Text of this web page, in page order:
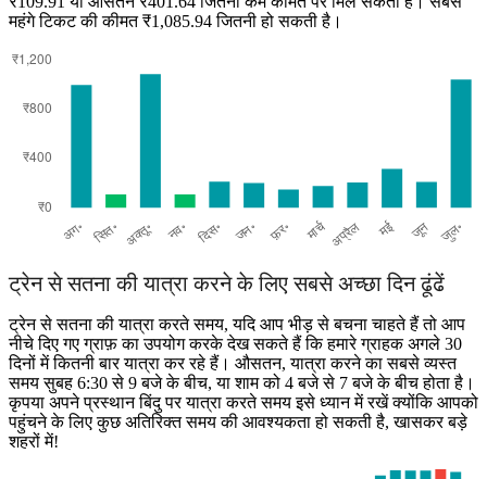
Bhopal
महंगे टिकट की कीमत ₹1,085.94 जितनी हो सकती है।
ट्रेन से सतना की यात्रा करने के लिए सबसे अच्छा दिन ढूंढें
ट्रेन से सतना की यात्रा करते समय, यदि आप भीड़ से बचना चाहते हैं तो आप
नीचे दिए गए ग्राफ़ का उपयोग करके देख सकते हैं कि हमारे ग्राहक अगले 30
दिनों में कितनी बार यात्रा कर रहे हैं। औसतन, यात्रा करने का सबसे व्यस्त
समय सुबह 6:30 से 9 बजे के बीच, या शाम को 4 बजे से 7 बजे के बीच होता है।
कृपया अपने प्रस्थान बिंदु पर यात्रा करते समय इसे ध्यान में रखें क्योंकि आपको
पहुंचने के लिए कुछ अतिरिक्त समय की आवश्यकता हो सकती है, खासकर बड़े
शहरों में!